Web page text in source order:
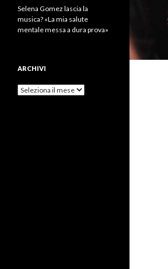
Selena Gomez lascia la
musica? «La mia salute
mentale messa a dura prova»
ARCHIVI
Archivi